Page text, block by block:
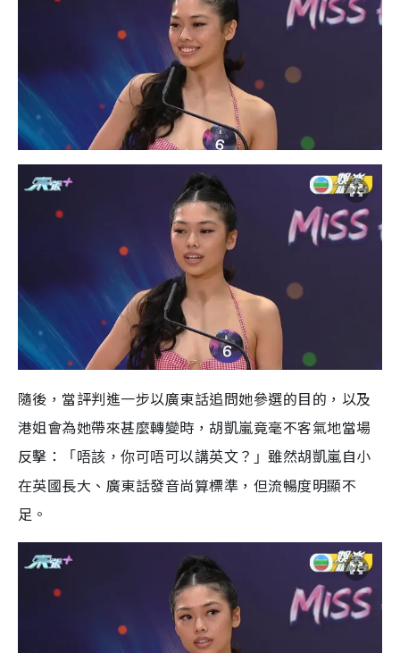
隨後，當評判進一步以廣東話追問她參選的目的，以及
港姐會為她帶來甚麼轉變時，胡凱嵐竟毫不客氣地當場
反擊：
「唔該，你可唔可以講英文？」 雖然胡凱嵐自小
在英國長大、廣東話發音尚算標準，但流暢度明顯不
足。